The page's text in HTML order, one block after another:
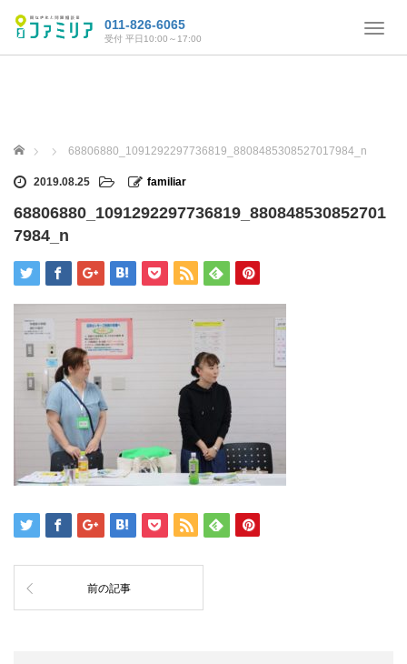
T
g
011-826-6065
受付 平日10:00～17:00
ホーム 68806880_1091292297736819_8808485308527017984_n
2019.08.25 familiar
68806880_1091292297736819_880848530852701
7984_n
前の記事